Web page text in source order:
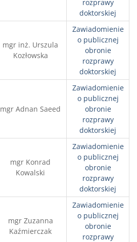
rozprawy
doktorskiej
mgr inż. Urszula
Kozłowska
Zawiadomienie
o publicznej
obronie
rozprawy
doktorskiej
mgr Adnan Saeed
Zawiadomienie
o publicznej
obronie
rozprawy
doktorskiej
mgr Konrad
Kowalski
Zawiadomienie
o publicznej
obronie
rozprawy
doktorskiej
mgr Zuzanna
Kaźmierczak
Zawiadomienie
o publicznej
obronie
rozprawy